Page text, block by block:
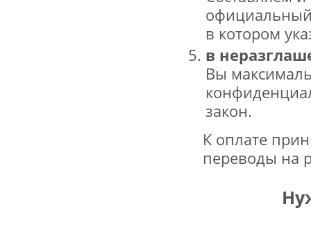
в котором
в
Вы
закон.
К оплате
переводы на